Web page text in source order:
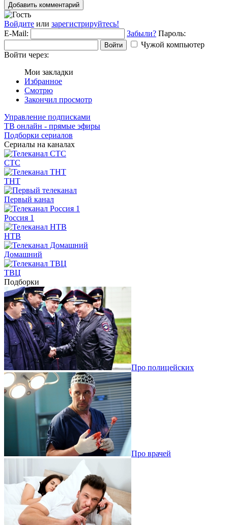
Добавить комментарий
Войдите или зарегистрируйтесь!
E-Mail:
Забыли? Пароль:
Войти
Чужой компьютер
Войти через:
Мои закладки
Избранное
Смотрю
Закончил просмотр
Управление подписками
ТВ онлайн - прямые эфиры
Подборки сериалов
Сериалы на каналах
СТС
ТНТ
Первый канал
Россия 1
НТВ
Домашний
ТВЦ
Подборки
Про полицейских
Про врачей